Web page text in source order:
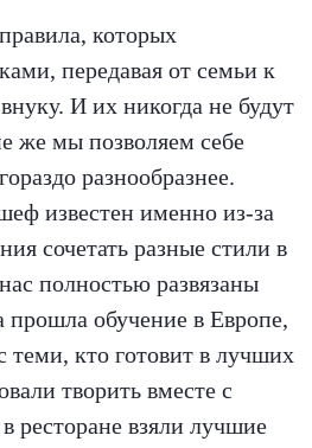
которых
передавая от семьи к
И их никогда не будут
же мы позволяем себе
разнообразнее.
известен именно из-за
сочетать разные стили в
полностью развязаны
обучение в Европе,
теми, кто готовит в лучших
творить вместе с
взяли лучшие